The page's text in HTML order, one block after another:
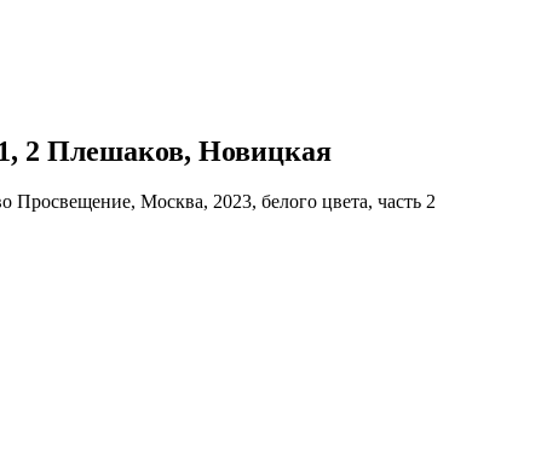
2 Плешаков, Новицкая